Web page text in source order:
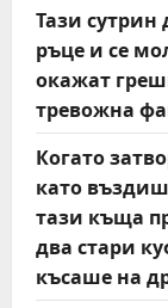
Тази сутрин
ръце и се
окажат
тревожна
Когато
като
тази къща
два стари
късаше на